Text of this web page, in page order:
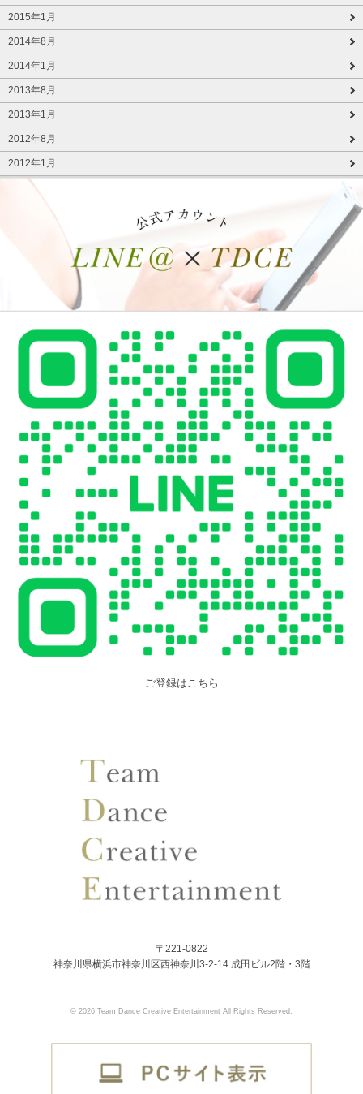
2015年1月
2014年8月
2014年1月
2013年8月
2013年1月
2012年8月
2012年1月
ご登録はこちら
〒221-0822
神奈川県横浜市神奈川区西神奈川3-2-14 成田ビル2階・3階
© 2026 Team Dance Creative Entertainment All Rights Reserved.